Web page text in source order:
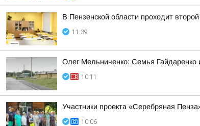
В Пензенской области проходит
11:39
Олег Мельниченко: Семья
10:11
Участники проекта «Серебряная
10:06